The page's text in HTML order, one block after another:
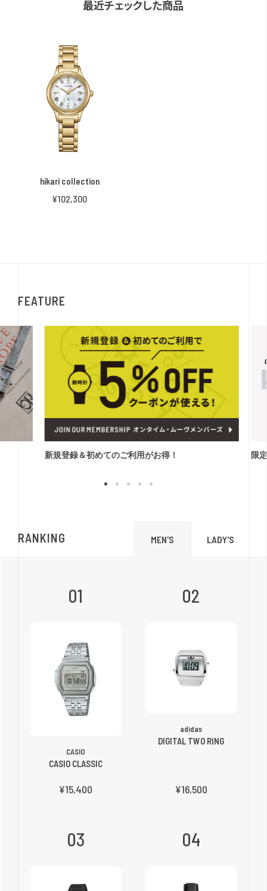
最近チェックした商品
hikari collection
¥102,300
FEATURE
新規登録＆初めてのご利用がお得！ 限
RANKING MEN'S LADY'S
01
CASIO
CASIO CLASSIC
¥15,400
02
adidas
DIGITAL TWO RING
¥16,500
03 04